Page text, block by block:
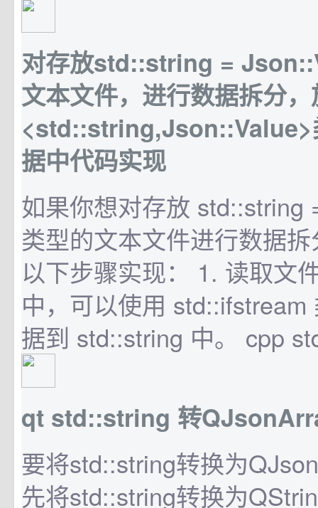
对存放std::string =
文本文件，进行数据拆分
<std::string,Json::Value>
据中代码实现
如果你想对存放 std::string
类型的文本文件进行数据
以下步骤实现： 1. 读取文
中，可以使用 std::ifstream
据到 std::string 中。 cpp
qt std::string 转
要将std::string转换为
先将std::string转换为